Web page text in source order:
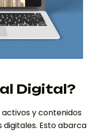
Digital?
y contenidos
Esto abarca